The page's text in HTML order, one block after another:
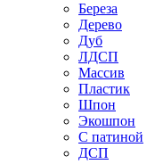
Береза
Дерево
Дуб
ЛДСП
Массив
Пластик
Шпон
Экошпон
С патиной
ДСП